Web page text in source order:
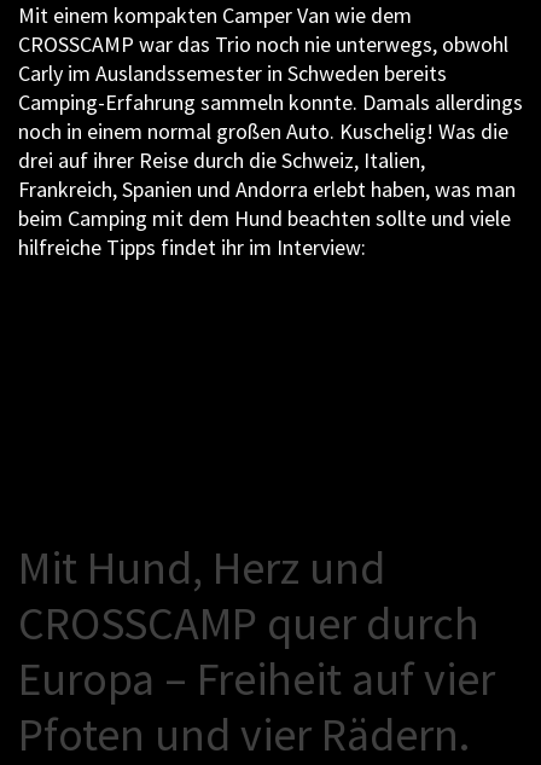
Mit einem kompakten Camper Van wie dem
CROSSCAMP war das Trio noch nie unterwegs, obwohl
Carly im Auslandssemester in Schweden bereits
Camping-Erfahrung sammeln konnte. Damals allerdings
noch in einem normal großen Auto. Kuschelig! Was die
drei auf ihrer Reise durch die Schweiz, Italien,
Frankreich, Spanien und Andorra erlebt haben, was man
beim Camping mit dem Hund beachten sollte und viele
hilfreiche Tipps findet ihr im Interview:
Mit Hund, Herz und
CROSSCAMP quer durch
Europa – Freiheit aufvier
Pfoten und vier Rädern.